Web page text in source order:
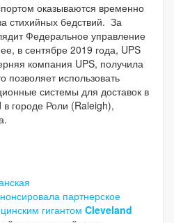
оказываются временно
стихийных бедствий. За
Федеральное управление
в сентябре 2019 года, UPS
компания UPS, получила
позволяет использовать
системы для доставок в
городе Роли (Raleigh),
партнерское
гигантом Cleveland